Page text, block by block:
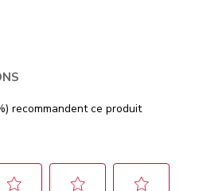
recommandent ce produit